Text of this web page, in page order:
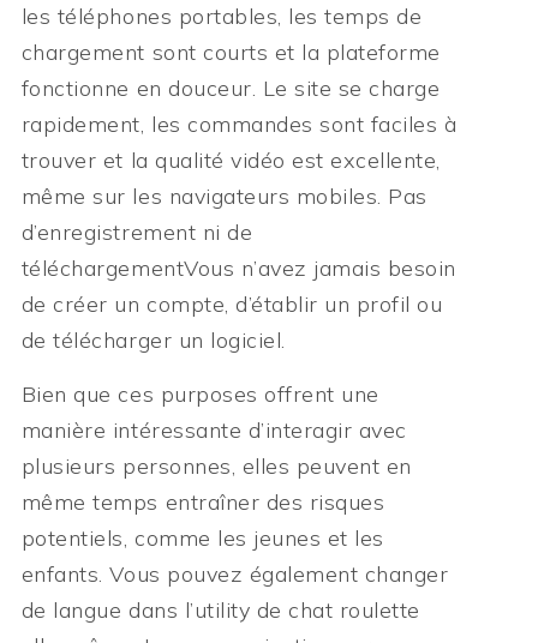
les téléphones portables, les temps de
chargement sont courts et la plateforme
fonctionne en douceur. Le site se charge
rapidement, les commandes sont faciles à
trouver et la qualité vidéo est excellente,
même sur les navigateurs mobiles. Pas
d’enregistrement ni de
téléchargementVous n’avez jamais besoin
de créer un compte, d’établir un profil ou
de télécharger un logiciel.
Bien que ces purposes offrent une
manière intéressante d’interagir avec
plusieurs personnes, elles peuvent en
même temps entraîner des risques
potentiels, comme les jeunes et les
enfants. Vous pouvez également changer
de langue dans l’utility de chat roulette